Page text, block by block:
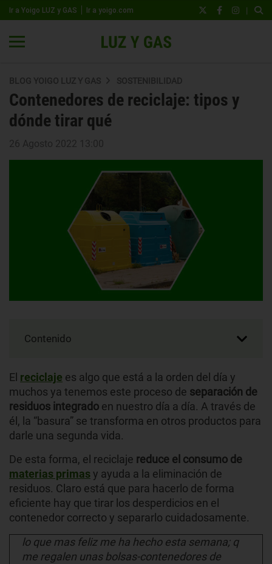
Ir a Yoigo LUZ y GAS Ir a yoigo.com |
BLOG YOIGO LUZ Y GAS SOSTENIBILIDAD
Contenedores de reciclaje: tipos y
dónde tirar qué
26 Agosto 2022 13:00
Contenido
El reciclaje es algo que está a la orden del día y
muchos ya tenemos este proceso de separación de
residuos integrado en nuestro día a día. A través de
él, la “basura” se transforma en otros productos para
darle una segunda vida.
De esta forma, el reciclaje reduce el consumo de
materias primasy ayuda a la eliminación de
residuos. Claro está que para hacerlo de forma
eficiente hay que tirar los desperdicios en el
contenedor correcto y separarlo cuidadosamente.
lo que mas feliz me ha hecho esta semana; q
me regalen unas bolsas-contenedores de